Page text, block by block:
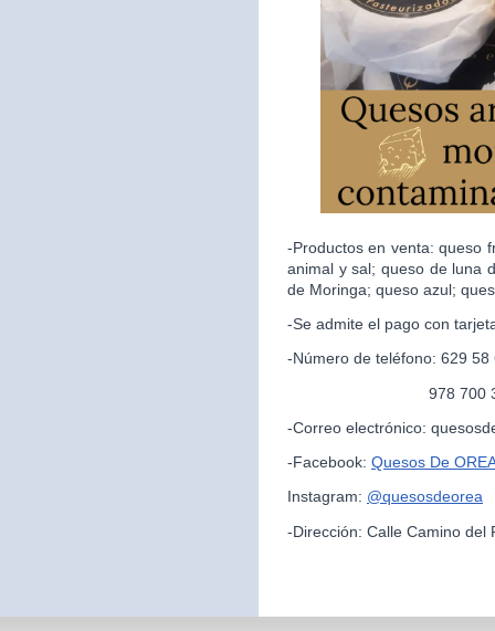
-Productos en venta: queso
animal y sal; queso de luna
de Moringa; queso azul;
-Se admite el pago con
-Número de teléfono: 629 58
978 700 325
-Correo electrónico:
-Facebook: Quesos De
Instagram: @quesosdeorea
-Dirección: Calle Camino del